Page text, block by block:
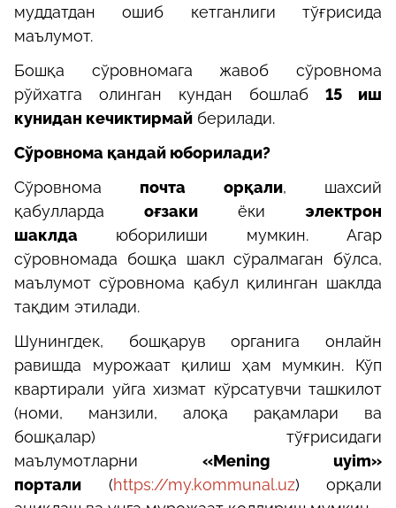
муддатдан ошиб кетганлиги тўғрисида
маълумот.
Бошқа сўровномага жавоб сўровнома
рўйхатга олинган кундан бошлаб 15 иш
кунидан кечиктирмай берилади.
Сўровнома қандай юборилади?
Сўровнома почта орқали, шахсий
қабулларда оғзаки ёки электрон
шаклда юборилиши мумкин. Агар
сўровномада бошқа шакл сўралмаган бўлса,
маълумот сўровнома қабул қилинган шаклда
тақдим этилади.
Шунингдек, бошқарув органига онлайн
равишда мурожаат қилиш ҳам мумкин. Кўп
квартирали уйга хизмат кўрсатувчи ташкилот
(номи, манзили, алоқа рақамлари ва
бошқалар) тўғрисидаги
маълумотларни «Mening uyim»
портали (https://my.kommunal.uz) орқали